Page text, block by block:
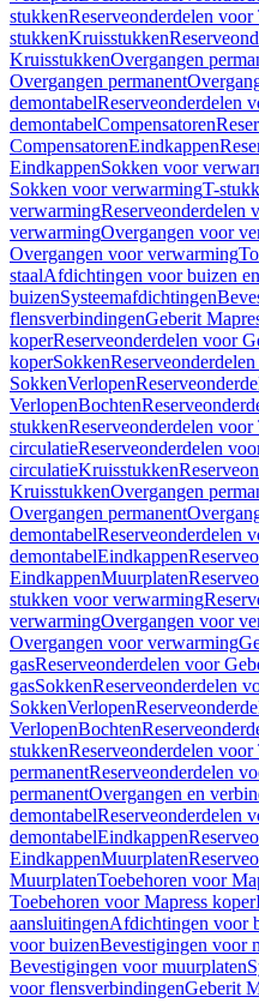
stukkenReserveonderdelen voor
stukkenKruisstukken
KruisstukkenOvergangen
Overgangen permanent
demontabelReserveonderdelen
demontabelCompensatoren
CompensatorenEindkappen
EindkappenSokken voor
Sokken voor verwarmingT-
verwarmingReserveonderdelen
verwarmingOvergangen voor
Overgangen voor verwarming
staalAfdichtingen voor buizen
buizenSysteemafdichtingen
flensverbindingenGeberit
koperReserveonderdelen voor
koperSokken
SokkenVerlopen
VerlopenBochten
stukkenReserveonderdelen voor
circulatieReserveonderdelen
circulatieKruisstukken
KruisstukkenOvergangen
Overgangen permanent
demontabelReserveonderdelen
demontabelEindkappen
EindkappenMuurplaten
stukken voor verwarming
verwarmingOvergangen voor
Overgangen voor verwarming
gasReserveonderdelen voor
gasSokkenReserveonderdelen
SokkenVerlopen
VerlopenBochten
stukkenReserveonderdelen voor
permanentReserveonderdelen
permanentOvergangen en
demontabelReserveonderdelen
demontabelEindkappen
EindkappenMuurplaten
MuurplatenToebehoren voor
Toebehoren voor Mapress koper
aansluitingenAfdichtingen voor
voor buizenBevestigingen voor
Bevestigingen voor muurplaten
voor flensverbindingenGeberit